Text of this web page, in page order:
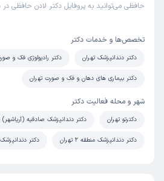
حافظی می‌توانید به پروفایل دکتر لادن حافظی در
تخصص‌ها و خدمات دکتر
دکتر دندانپزشک تهران دکتر رادیولوژی فک و
دکتر بیماری های دهان و فک و صورت تهران
شهر و محله فعالیت دکتر
دکترتو تهران دکتر دندانپزشک صادقیه (آریاشهر)
دکتر دندانپزشک منطقه 2 تهران دکتر